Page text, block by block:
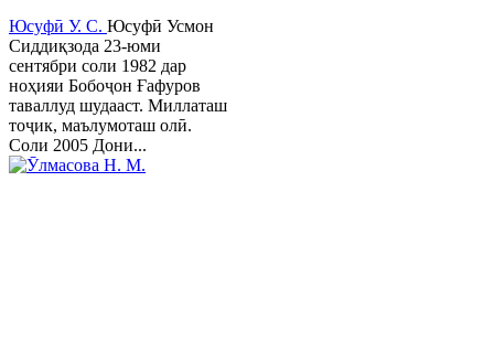
Юсуфӣ У. C. Юсуфӣ Усмон
Сиддиқзода 23-юми
сентябри соли 1982 дар
ноҳияи Бобоҷон Ғафуров
таваллуд шудааст. Миллаташ
тоҷик, маълумоташ олӣ.
Соли 2005 Дони...